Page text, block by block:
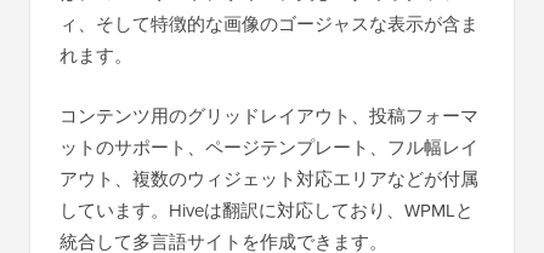
ィ、そして特徴的な画像のゴージャスな表示が含ま
れます。
コンテンツ用のグリッドレイアウト、投稿フォーマ
ットのサポート、ページテンプレート、フル幅レイ
アウト、複数のウィジェット対応エリアなどが付属
しています。Hiveは翻訳に対応しており、WPMLと
統合して多言語サイトを作成できます。